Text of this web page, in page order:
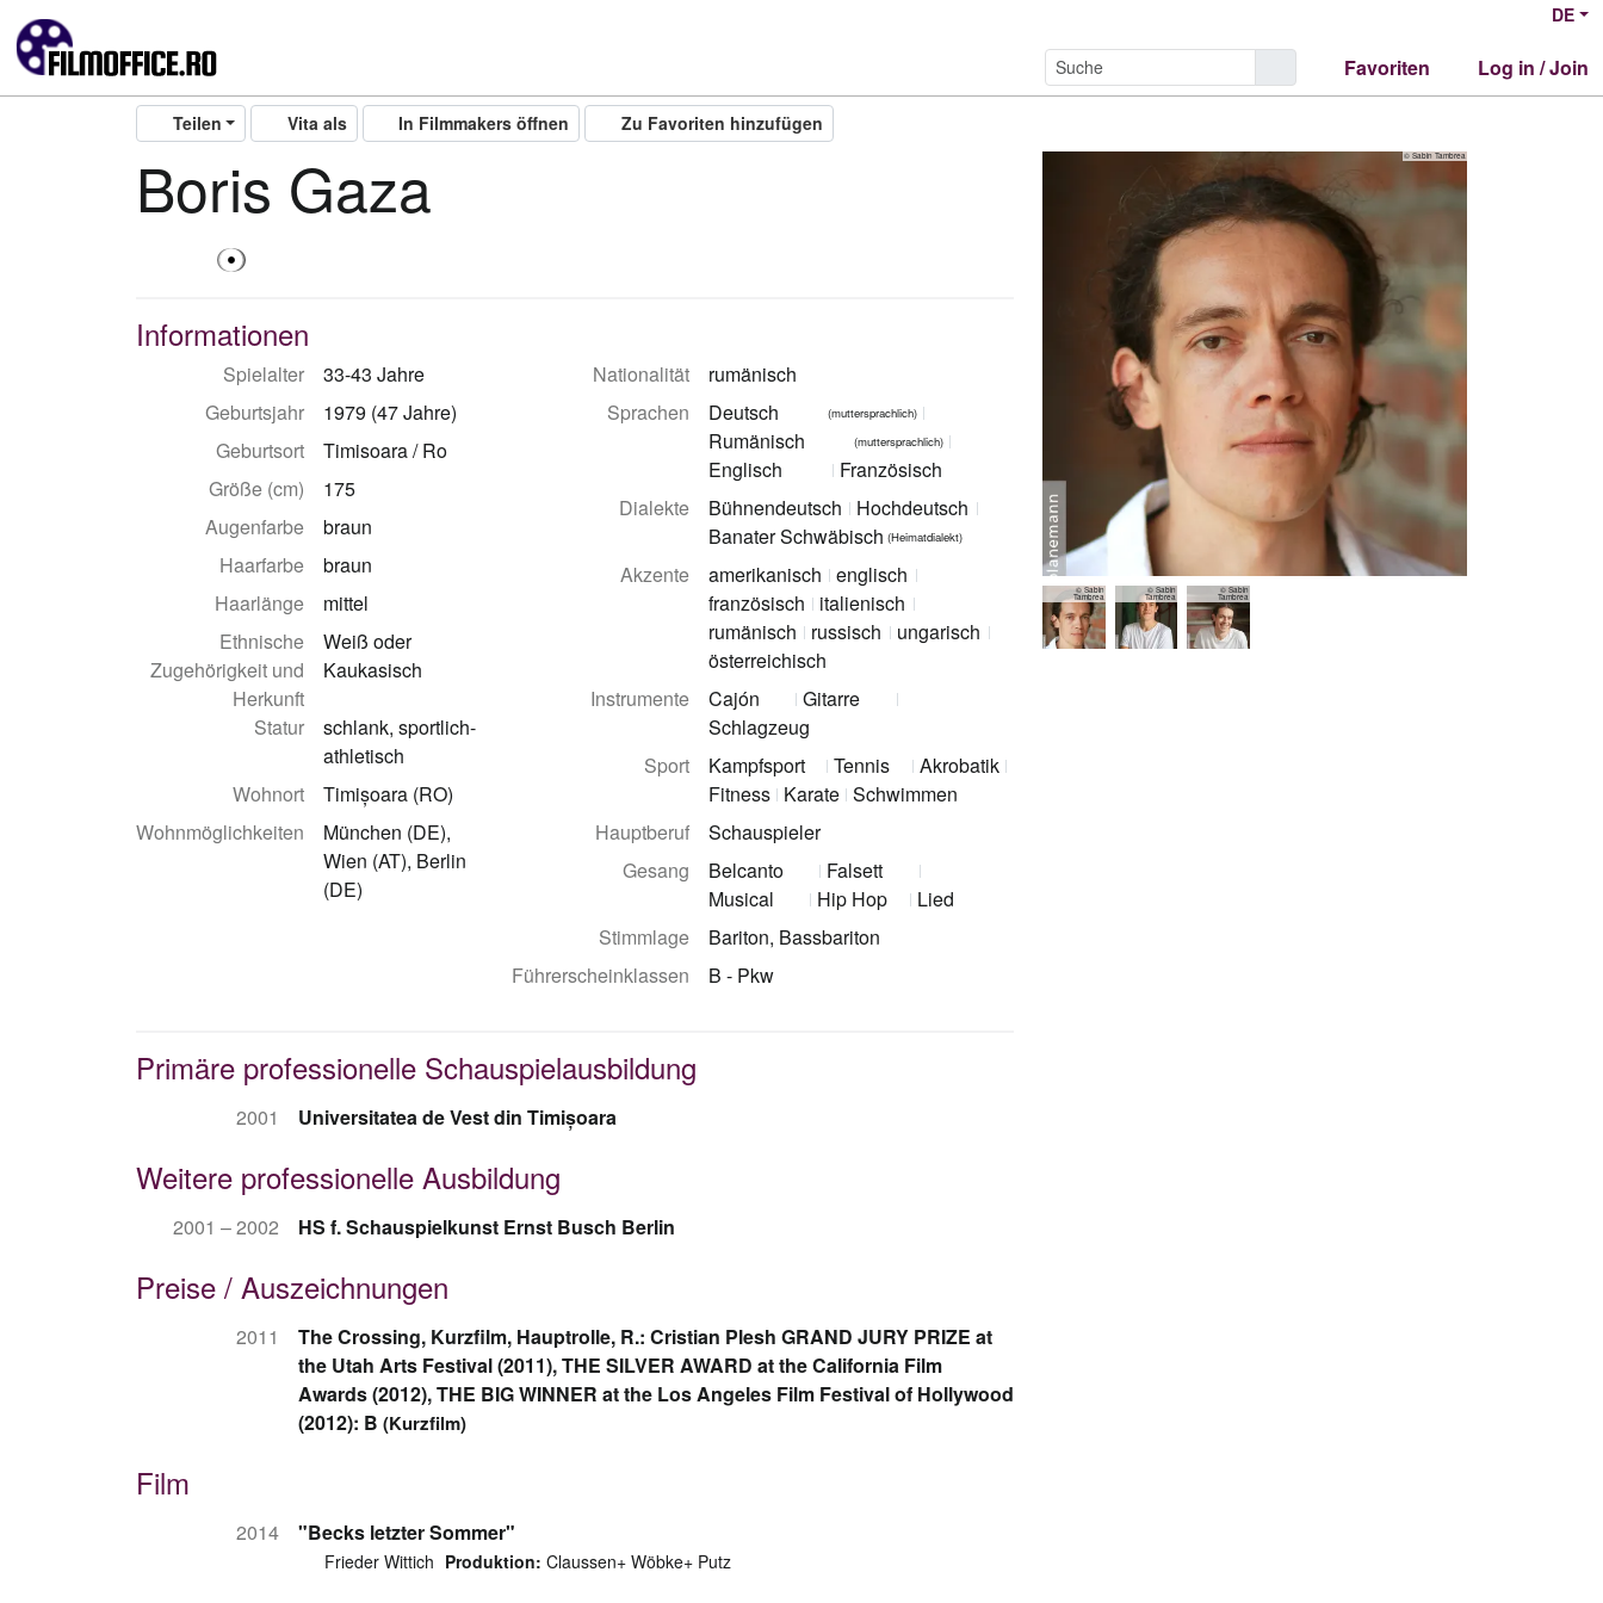
DE
Favoriten Log in / Join
Teilen Vita als In Filmmakers öffnen Zu Favoriten hinzufügen
© Sabin Tambrea
© Sabin
Tambrea
© Sabin
Tambrea
© Sabin
Tambrea
Boris Gaza
Informationen
Spielalter
33-43 Jahre
Geburtsjahr
1979 (47 Jahre)
Geburtsort
Timisoara / Ro
Größe (cm)
175
Augenfarbe
braun
Haarfarbe
braun
Haarlänge
mittel
Ethnische
Zugehörigkeit und
Herkunft
Weiß oder
Kaukasisch
Statur
schlank, sportlich-
athletisch
Wohnort
Timișoara (RO)
Wohnmöglichkeiten
München (DE),
Wien (AT), Berlin
(DE)
Nationalität
rumänisch
Sprachen
Deutsch (muttersprachlich)
Rumänisch (muttersprachlich)
Englisch
Französisch
Dialekte
Bühnendeutsch
Hochdeutsch
Banater Schwäbisch (Heimatdialekt)
Akzente amerikanisch englisch
französisch
italienisch
rumänisch
russisch
ungarisch
österreichisch
Instrumente
Cajón
Gitarre
Schlagzeug
Sport
Kampfsport Tennis
Akrobatik
Fitness Karate Schwimmen
Hauptberuf
Schauspieler
Gesang
Belcanto
Falsett
Musical
Hip Hop
Lied
Stimmlage
Bariton, Bassbariton
Führerscheinklassen
B - Pkw
Primäre professionelle Schauspielausbildung
2001 Universitatea de Vest din Timișoara
Weitere professionelle Ausbildung
2001 – 2002 HS f. Schauspielkunst Ernst Busch Berlin
Preise / Auszeichnungen
2011
The Crossing, Kurzfilm, Hauptrolle, R.: Cristian Plesh GRAND JURY PRIZE at
the Utah Arts Festival (2011), THE SILVER AWARD at the California Film
Awards (2012), THE BIG WINNER at the Los Angeles Film Festival of Hollywood
(2012): B (Kurzfilm)
Film
2014 "Becks letzter Sommer"
Frieder Wittich Produktion: Claussen+ Wöbke+ Putz